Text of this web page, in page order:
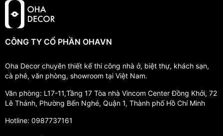
CÔNG TY CỔ PHẦN OHAVN
Oha Decor chuyên thiết kế thi công nhà ở, biệt thự, khách sạn,
cà phê, văn phòng, showroom tại Việt Nam.
Văn phòng: L17-11,Tầng 17 Tòa nhà Vincom Center Đồng Khởi, 72
Lê Thánh, Phường Bến Nghé, Quận 1, Thành phố Hồ Chí Minh
Hotline: 0987737161